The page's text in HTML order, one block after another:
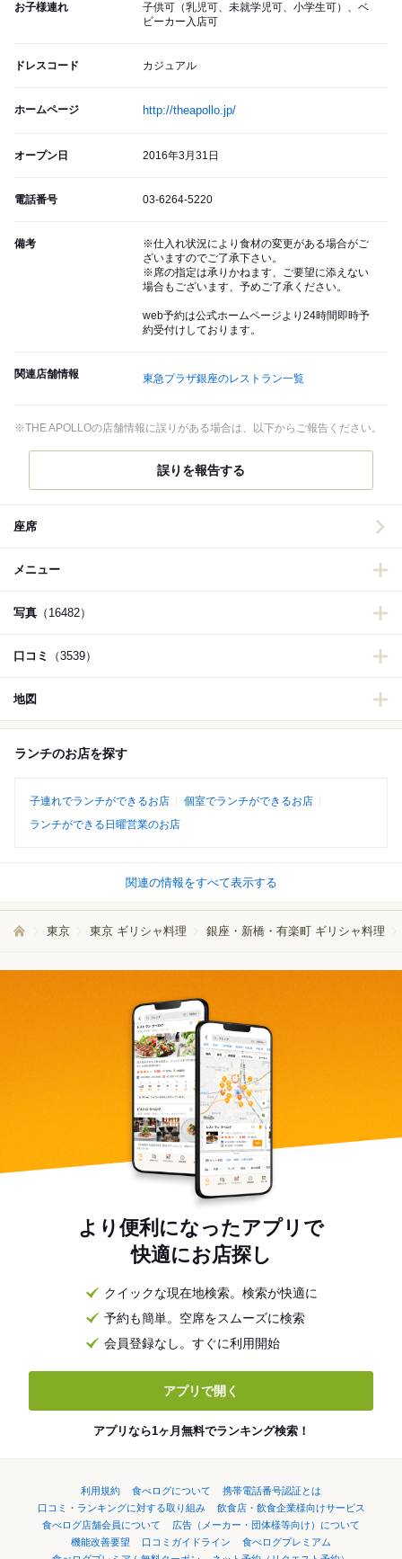
お子様連れ
子供可（乳児可、未就学児可、小学生可）、ベ
ビーカー入店可
ドレスコード カジュアル
ホームページ http://theapollo.jp/
オープン日 2016年3月31日
電話番号 03-6264-5220
備考
※仕入れ状況により食材の変更がある場合がご
ざいますのでご了承下さい。
※席の指定は承りかねます、ご要望に添えない
場合もございます、予めご了承ください。
web予約は公式ホームページより24時間即時予
約受付けしております。
関連店舗情報 東急プラザ銀座のレストラン一覧
※THE APOLLOの店舗情報に誤りがある場合は、以下からご報告ください。
誤りを報告する
座席
メニュー
写真 （16482）
口コミ （3539）
地図
ランチのお店を探す
子連れでランチができるお店
個室でランチができるお店
ランチができる日曜営業のお店
関連の情報をすべて表示する
東京 東京 ギリシャ料理 銀座・新橋・有楽町 ギリシャ料理
より便利になったアプリで
快適にお店探し
クイックな現在地検索。検索が快適に
予約も簡単。空席をスムーズに検索
会員登録なし。すぐに利用開始
アプリで開く
アプリなら1ヶ月無料でランキング検索！
利用規約 食べログについて
携帯電話番号認証とは
口コミ・ランキングに対する取り組み
飲食店・飲食企業様向けサービス
食べログ店舗会員について
広告（メーカー・団体様等向け）について
機能改善要望
口コミガイドライン
食べログプレミアム